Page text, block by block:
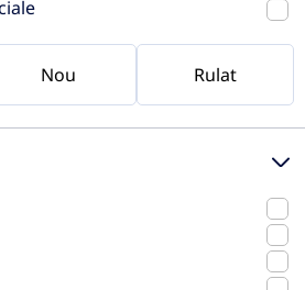
Nou Rulat